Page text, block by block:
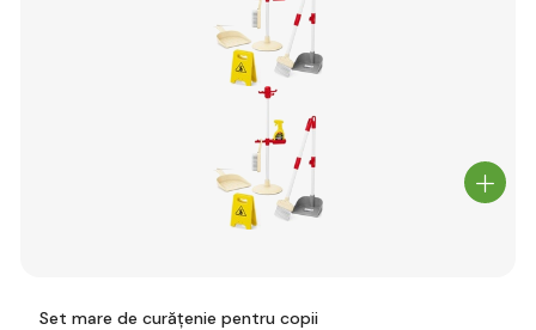
Set mare de curățenie pentru copii